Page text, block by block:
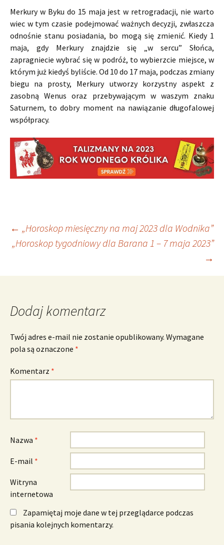
Merkury w Byku do 15 maja jest w retrogradacji, nie warto
wiec w tym czasie podejmować ważnych decyzji, zwłaszcza
odnośnie stanu posiadania, bo mogą się zmienić. Kiedy 1
maja, gdy Merkury znajdzie się „w sercu” Słońca,
zapragniecie wybrać się w podróż, to wybierzcie miejsce, w
którym już kiedyś byliście. Od 10 do 17 maja, podczas zmiany
biegu na prosty, Merkury utworzy korzystny aspekt z
zasobną Wenus oraz przebywającym w waszym znaku
Saturnem, to dobry moment na nawiązanie długofalowej
współpracy.
Nawigacja
← „Horoskop miesięczny na maj 2023 dla Wodnika”
„Horoskop tygodniowy dla Barana 1 – 7 maja 2023”
→
Dodaj komentarz
Twój adres e-mail nie zostanie opublikowany. Wymagane
pola są oznaczone *
Komentarz *
Nazwa *
E-mail *
Witryna
internetowa
Zapamiętaj moje dane w tej przeglądarce podczas
pisania kolejnych komentarzy.